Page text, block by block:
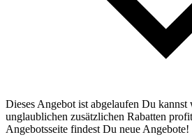
Dieses Angebot ist abgelaufen Du kannst
unglaublichen zusätzlichen Rabatten
Angebotsseite findest Du neue Angebote!